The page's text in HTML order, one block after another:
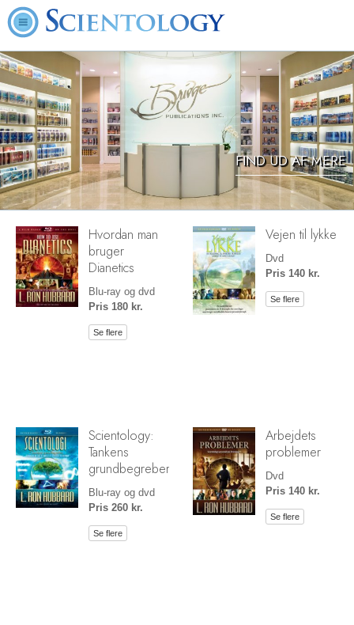
FIND UD AF MERE
Hvordan man
bruger
Dianetics
Blu-ray og dvd
Pris 180 kr.
Se flere
Vejen til lykke
Dvd
Pris 140 kr.
Se flere
Scientology:
Tankens
grundbegreber
Blu-ray og dvd
Pris 260 kr.
Se flere
Arbejdets
problemer
Dvd
Pris 140 kr.
Se flere